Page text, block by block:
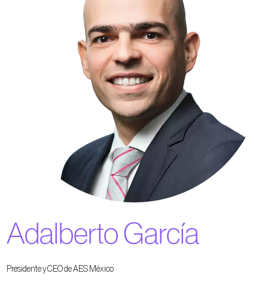
Adalberto García
Presidente y CEO de AES México